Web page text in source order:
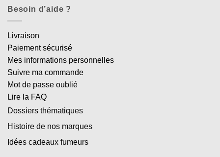
Besoin d’aide ?
Livraison
Paiement sécurisé
Mes informations personnelles
Suivre ma commande
Mot de passe oublié
Lire la FAQ
Dossiers thématiques
Histoire de nos marques
Idées cadeaux fumeurs